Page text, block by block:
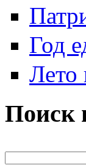
Год
Лето
Поиск